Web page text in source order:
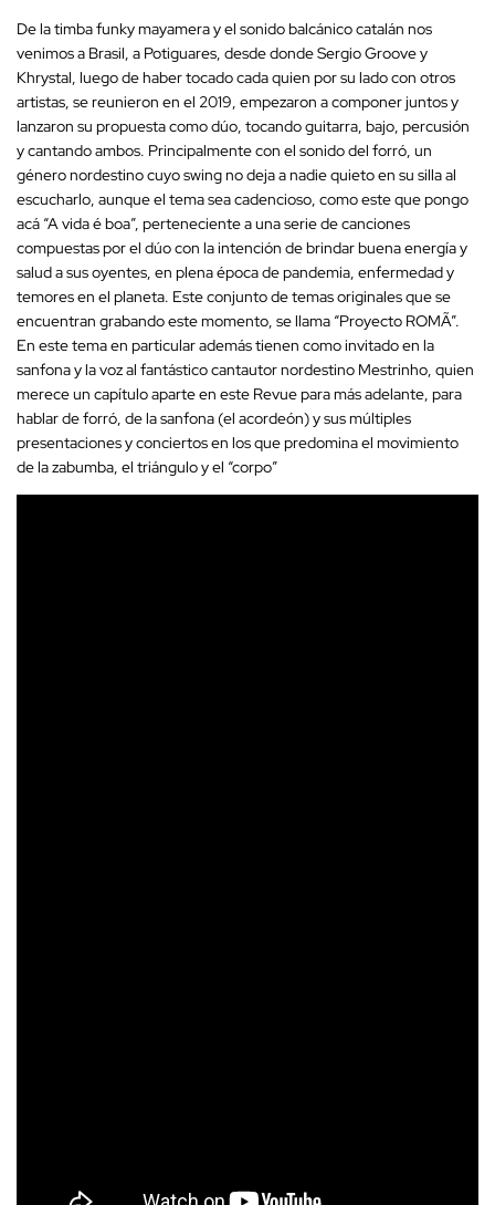
De la timba funky mayamera y el sonido balcánico catalán nos
venimos a Brasil, a Potiguares, desde donde Sergio Groove y
Khrystal, luego de haber tocado cada quien por su lado con otros
artistas, se reunieron en el 2019, empezaron a componer juntos y
lanzaron su propuesta como dúo, tocando guitarra, bajo, percusión
y cantando ambos. Principalmente con el sonido del forró, un
género nordestino cuyo swing no deja a nadie quieto en su silla al
escucharlo, aunque el tema sea cadencioso, como este que pongo
acá “A vida é boa”, perteneciente a una serie de canciones
compuestas por el dúo con la intención de brindar buena energía y
salud a sus oyentes, en plena época de pandemia, enfermedad y
temores en el planeta. Este conjunto de temas originales que se
encuentran grabando este momento, se llama “Proyecto ROMÃ”.
En este tema en particular además tienen como invitado en la
sanfona y la voz al fantástico cantautor nordestino Mestrinho, quien
merece un capítulo aparte en este Revue para más adelante, para
hablar de forró, de la sanfona (el acordeón) y sus múltiples
presentaciones y conciertos en los que predomina el movimiento
de la zabumba, el triángulo y el “corpo”